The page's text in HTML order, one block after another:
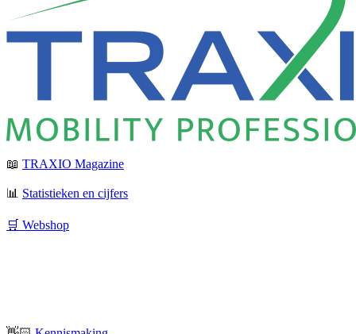
📖 TRAXIO Magazine
📊 Statistieken en cijfers
🛒 Webshop